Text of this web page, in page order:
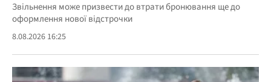
Звільнення може призвести до втрати бронювання ще до
оформлення нової відстрочки
8.08.2026 16:25